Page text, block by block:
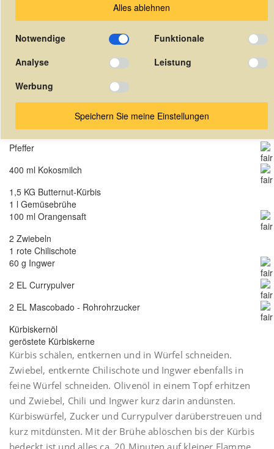
Alles ablehnen
Notwendige
Funktionale
Analyse
Leistung
Werbung
Speichern Sie meine Einstellungen
Exotische Kürbissuppe
Zutatenliste
6 EL Olivenöl
Pfeffer
400 ml Kokosmilch
1,5 KG Butternut-Kürbis
1 l Gemüsebrühe
100 ml Orangensaft
2 Zwiebeln
1 rote Chilischote
60 g Ingwer
2 EL Currypulver
2 EL Mascobado - Rohrohrzucker
Kürbiskernöl
geröstete Kürbiskerne
Kürbis schälen, entkernen und in Würfel schneiden.
Zwiebel, entkernte Chilischote und Ingwer ebenfalls in
feine Würfel schneiden. Olivenöl in einem Topf erhitzen
und Zwiebel, Chili und Ingwer kurz darin andünsten.
Kürbiswürfel, Zucker und Currypulver darüberstreuen und
kurz mitdünsten. Mit der Brühe ablöschen bis der Kürbis
bedeckt ist und alles ca. 20 Minuten auf kleiner Flamme